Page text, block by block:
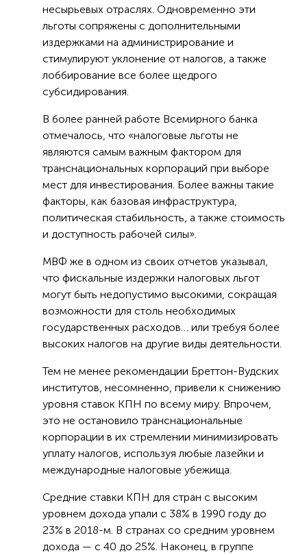
несырьевых отраслях. Одновременно эти
льготы сопряжены с дополнительными
издержками на администрирование и
стимулируют уклонение от налогов, а также
лоббирование все более щедрого
субсидирования.
В более ранней работе Всемирного банка
отмечалось, что «налоговые льготы не
являются самым важным фактором для
транснациональных корпораций при выборе
мест для инвестирования. Более важны такие
факторы, как базовая инфраструктура,
политическая стабильность, а также стоимость
и доступность рабочей силы».
МВФ же в одном из своих отчетов указывал,
что фискальные издержки налоговых льгот
могут быть недопустимо высокими, сокращая
возможности для столь необходимых
государственных расходов… или требуя более
высоких налогов на другие виды деятельности.
Тем не менее рекомендации Бреттон-Вудских
институтов, несомненно, привели к снижению
уровня ставок КПН по всему миру. Впрочем,
это не остановило транснациональные
корпорации в их стремлении минимизировать
уплату налогов, используя любые лазейки и
международные налоговые убежища.
Средние ставки КПН для стран с высоким
уровнем дохода упали с 38% в 1990 году до
23% в 2018-м. В странах со средним уровнем
дохода — с 40 до 25%. Наконец, в группе